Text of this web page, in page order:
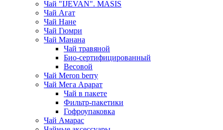
Чай "IJEVAN". MASIS
Чай Агат
Чай Нане
Чай Гюмри
Чай Манана
Чай травяной
Био-сертифицированный
Весовой
Чай Meron berry
Чай Мега Арарат
Чай в пакете
Фильтр-пакетики
Гофроупаковка
Чай Амарас